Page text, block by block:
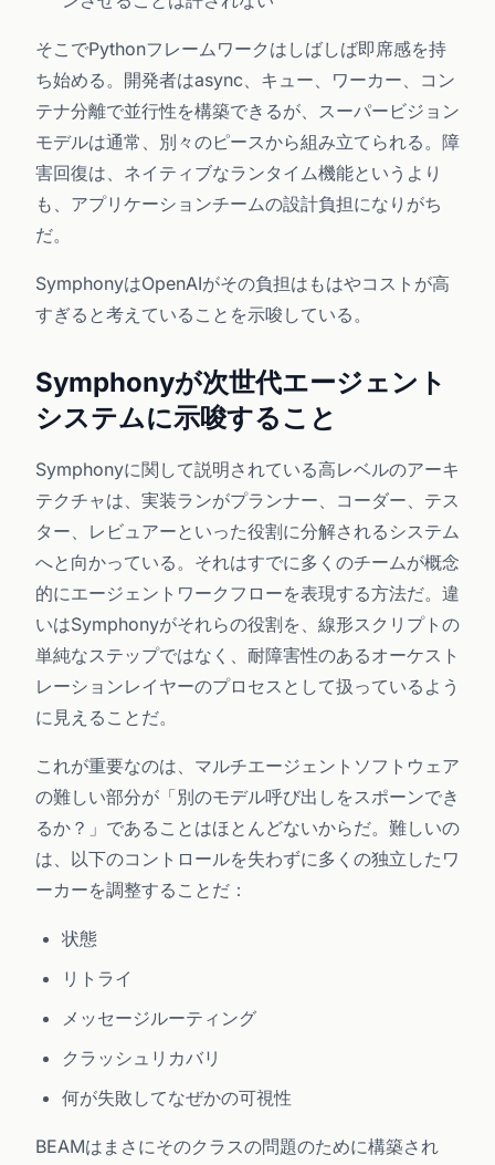
そこでPythonフレームワークはしばしば即席感を持
ち始める。開発者はasync、キュー、ワーカー、コン
テナ分離で並行性を構築できるが、スーパービジョン
モデルは通常、別々のピースから組み立てられる。障
害回復は、ネイティブなランタイム機能というより
も、アプリケーションチームの設計負担になりがち
だ。
SymphonyはOpenAIがその負担はもはやコストが高
すぎると考えていることを示唆している。
Symphonyが次世代エージェント
システムに示唆すること
Symphonyに関して説明されている高レベルのアーキ
テクチャは、実装ランがプランナー、コーダー、テス
ター、レビュアーといった役割に分解されるシステム
へと向かっている。それはすでに多くのチームが概念
的にエージェントワークフローを表現する方法だ。違
いはSymphonyがそれらの役割を、線形スクリプトの
単純なステップではなく、耐障害性のあるオーケスト
レーションレイヤーのプロセスとして扱っているよう
に見えることだ。
これが重要なのは、マルチエージェントソフトウェア
の難しい部分が「別のモデル呼び出しをスポーンでき
るか？」であることはほとんどないからだ。難しいの
は、以下のコントロールを失わずに多くの独立したワ
ーカーを調整することだ：
状態
リトライ
メッセージルーティング
クラッシュリカバリ
何が失敗してなぜかの可視性
BEAMはまさにそのクラスの問題のために構築され